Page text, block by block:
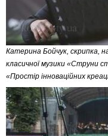
Катерина Бойчук, скрипка,
класичної музики «Струни
«Простір інноваційних